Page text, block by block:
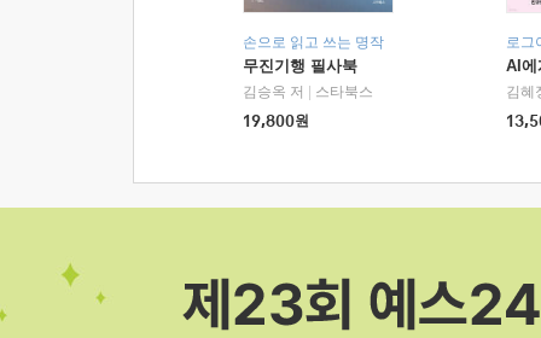
손으로 읽고 쓰는 명작
무진기행 필사북
김승옥 저
스타북스
19,800원
로그
AI에
김혜